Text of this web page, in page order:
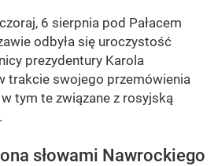
6 sierpnia pod Pałacem
odbyła się uroczystość
prezydentury Karola
trakcie swojego przemówienia
tym te związane z rosyjską
słowami Nawrockiego